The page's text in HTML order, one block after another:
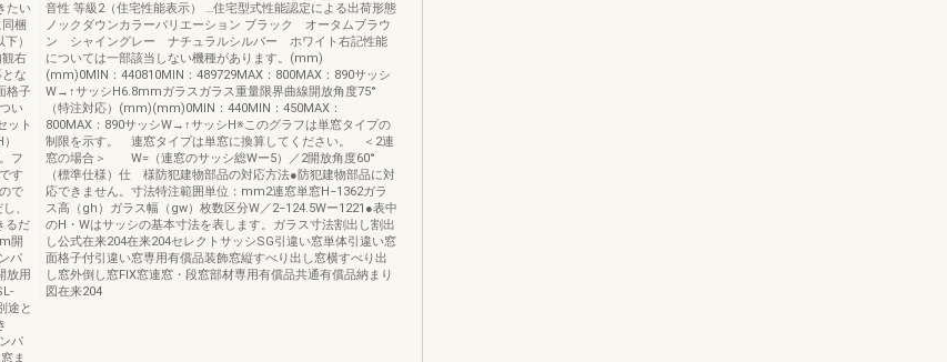
たい
梱
）
右
な
格子
い
ット
フ
す
で
、
るだ
開
パ
放用
途と
パ
ま
音性 等級2（住宅性能表示） …住宅型式性能認定による出荷形態
ノックダウンカラーバリエーション ブラック オータムブラウ
ン シャイングレー ナチュラルシルバー ホワイト右記性能
については一部該当しない機種があります。(mm)
(mm)0MIN：440810MIN：489729MAX：800MAX：890サッシ
W→↑サッシH6.8mmガラスガラス重量限界曲線開放角度75°
（特注対応）(mm)(mm)0MIN：440MIN：450MAX：
800MAX：890サッシW→↑サッシH※このグラフは単窓タイプの
制限を示す。 連窓タイプは単窓に換算してください。 ＜2連
窓の場合＞ W=（連窓のサッシ総Wー5）／2開放角度60°
（標準仕様）仕 様防犯建物部品の対応方法●防犯建物部品に対
応できません。寸法特注範囲単位：mm2連窓単窓H−1362ガラ
ス高（gh）ガラス幅（gw）枚数区分W／2−124.5Wー1221●表中
のH・Wはサッシの基本寸法を表します。ガラス寸法割出し割出
し公式在来204在来204セレクトサッシSG引違い窓単体引違い窓
面格子付引違い窓専用有償品装飾窓縦すべり出し窓横すべり出
し窓外倒し窓FIX窓連窓・段窓部材専用有償品共通有償品納まり
図在来204